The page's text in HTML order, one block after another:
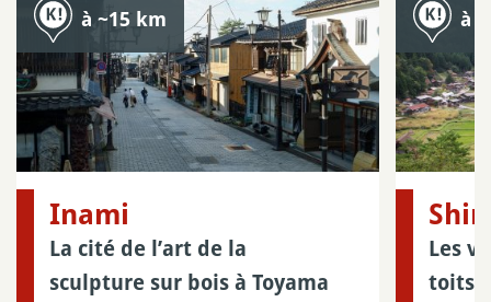
à ~15 km
Inami
La cité de l’art de la
sculpture sur bois à Toyama
à
Les
toits